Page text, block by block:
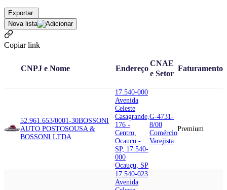
Exportar
Nova lista
Copiar link
CNPJ e Nome Endereço
CNAE
e Setor
Faturamento
52.961.653/0001-30BOSSONI
AUTO POSTOSOUSA &
BOSSONI LTDA
17.540-000
Avenida
Celeste
Casagrande,
176 -
Centro,
Ocaucu -
SP, 17.540-
000
Ocauçu, SP
G-4731-
8/00
Comércio
Varejista
Premium
17.540-023
Avenida